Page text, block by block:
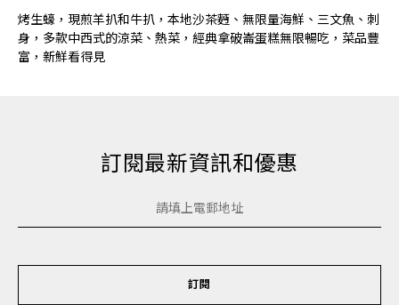
烤生蠔，現煎羊扒和牛扒，本地沙茶麪、無限量海鮮、三文魚、刺
身，多款中西式的涼菜、熱菜，經典拿破崙蛋糕無限暢吃，菜品豐
富，新鮮看得見
訂閱最新資訊和優惠
訂閱